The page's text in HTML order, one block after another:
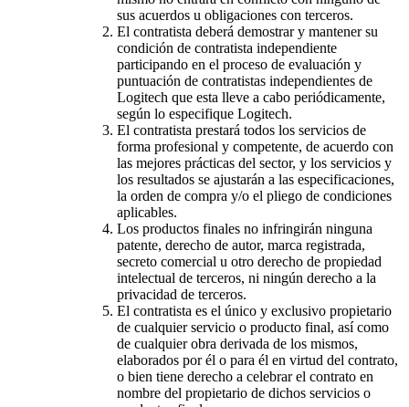
sus acuerdos u obligaciones con terceros.
El contratista deberá demostrar y mantener su
condición de contratista independiente
participando en el proceso de evaluación y
puntuación de contratistas independientes de
Logitech que esta lleve a cabo periódicamente,
según lo especifique Logitech.
El contratista prestará todos los servicios de
forma profesional y competente, de acuerdo con
las mejores prácticas del sector, y los servicios y
los resultados se ajustarán a las especificaciones,
la orden de compra y/o el pliego de condiciones
aplicables.
Los productos finales no infringirán ninguna
patente, derecho de autor, marca registrada,
secreto comercial u otro derecho de propiedad
intelectual de terceros, ni ningún derecho a la
privacidad de terceros.
El contratista es el único y exclusivo propietario
de cualquier servicio o producto final, así como
de cualquier obra derivada de los mismos,
elaborados por él o para él en virtud del contrato,
o bien tiene derecho a celebrar el contrato en
nombre del propietario de dichos servicios o